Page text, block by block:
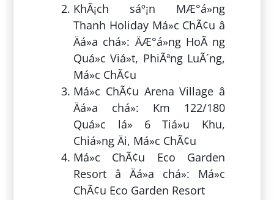
KhÃ¡ch sáº¡n MÆ°á»ng
Thanh Holiday Má»c ChÃ¢u â
Äá»a chá»: ÄÆ°á»ng HoÃ ng
Quá»c Viá»t, PhiÃªng LuÃ´ng,
Má»c ChÃ¢u
Má»c ChÃ¢u Arena Village â
Äá»a chá»: Km 122/180
Quá»c lá» 6 Tiá»u Khu,
Chiá»ng Äi, Má»c ChÃ¢u
Má»c ChÃ¢u Eco Garden
Resort â Äá»a chá»: Má»c
ChÃ¢u Eco Garden Resort